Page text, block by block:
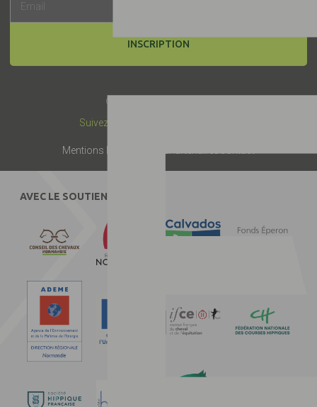
INSCRIPTION
© 2019 -
Suivez-nous :
Mentions légales
AVEC LE SOUTIEN DE :